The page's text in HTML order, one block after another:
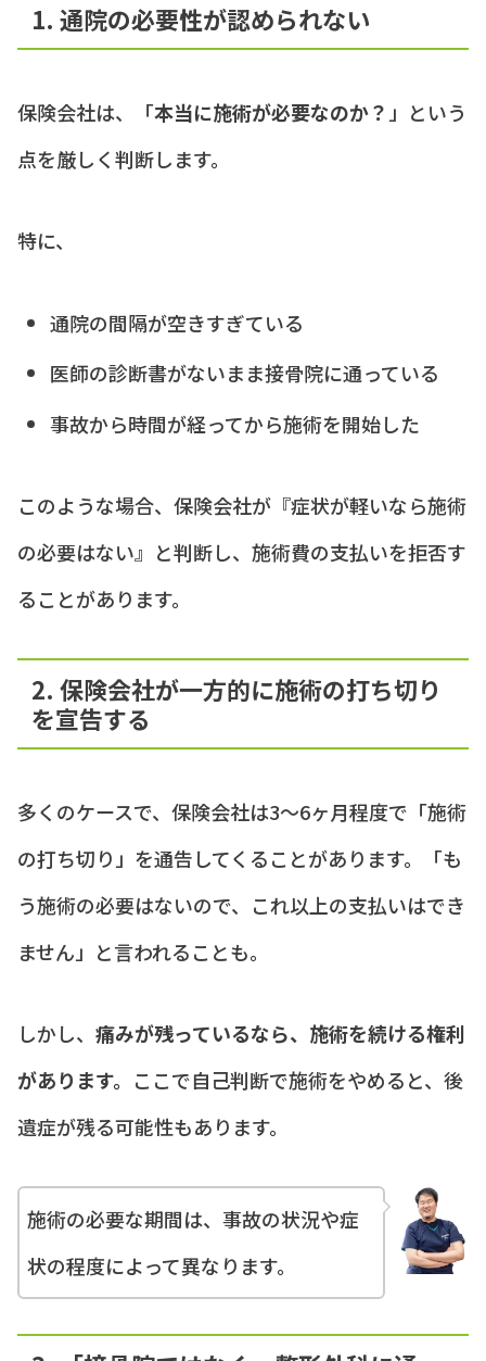
1. 通院の必要性が認められない
保険会社は、「本当に施術が必要なのか？ 」という
点を厳しく判断します。
特に、
通院の間隔が空きすぎている
医師の診断書がないまま接骨院に通っている
事故から時間が経ってから施術を開始した
このような場合、保険会社が『症状が軽いなら施術
の必要はない』と判断し、施術費の支払いを拒否す
ることがあります。
2. 保険会社が一方的に施術の打ち切り
を宣告する
多くのケースで、保険会社は3〜6ヶ月程度で「施術
の打ち切り」を通告してくることがあります。「も
う施術の必要はないので、これ以上の支払いはでき
ません」と言われることも。
しかし、 痛みが残っているなら、施術を続ける権利
があります。 ここで自己判断で施術をやめると、後
遺症が残る可能性もあります。
施術の必要な期間は、事故の状況や症
状の程度によって異なります。